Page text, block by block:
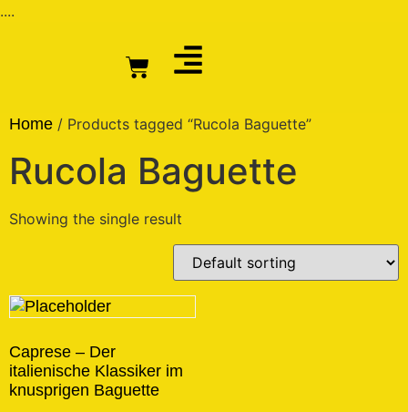
....
Home / Products tagged “Rucola Baguette”
Rucola Baguette
Showing the single result
Caprese – Der
italienische Klassiker im
knusprigen Baguette